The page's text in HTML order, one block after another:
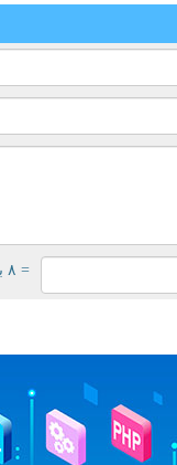
= ۸ بعلاوه ۳